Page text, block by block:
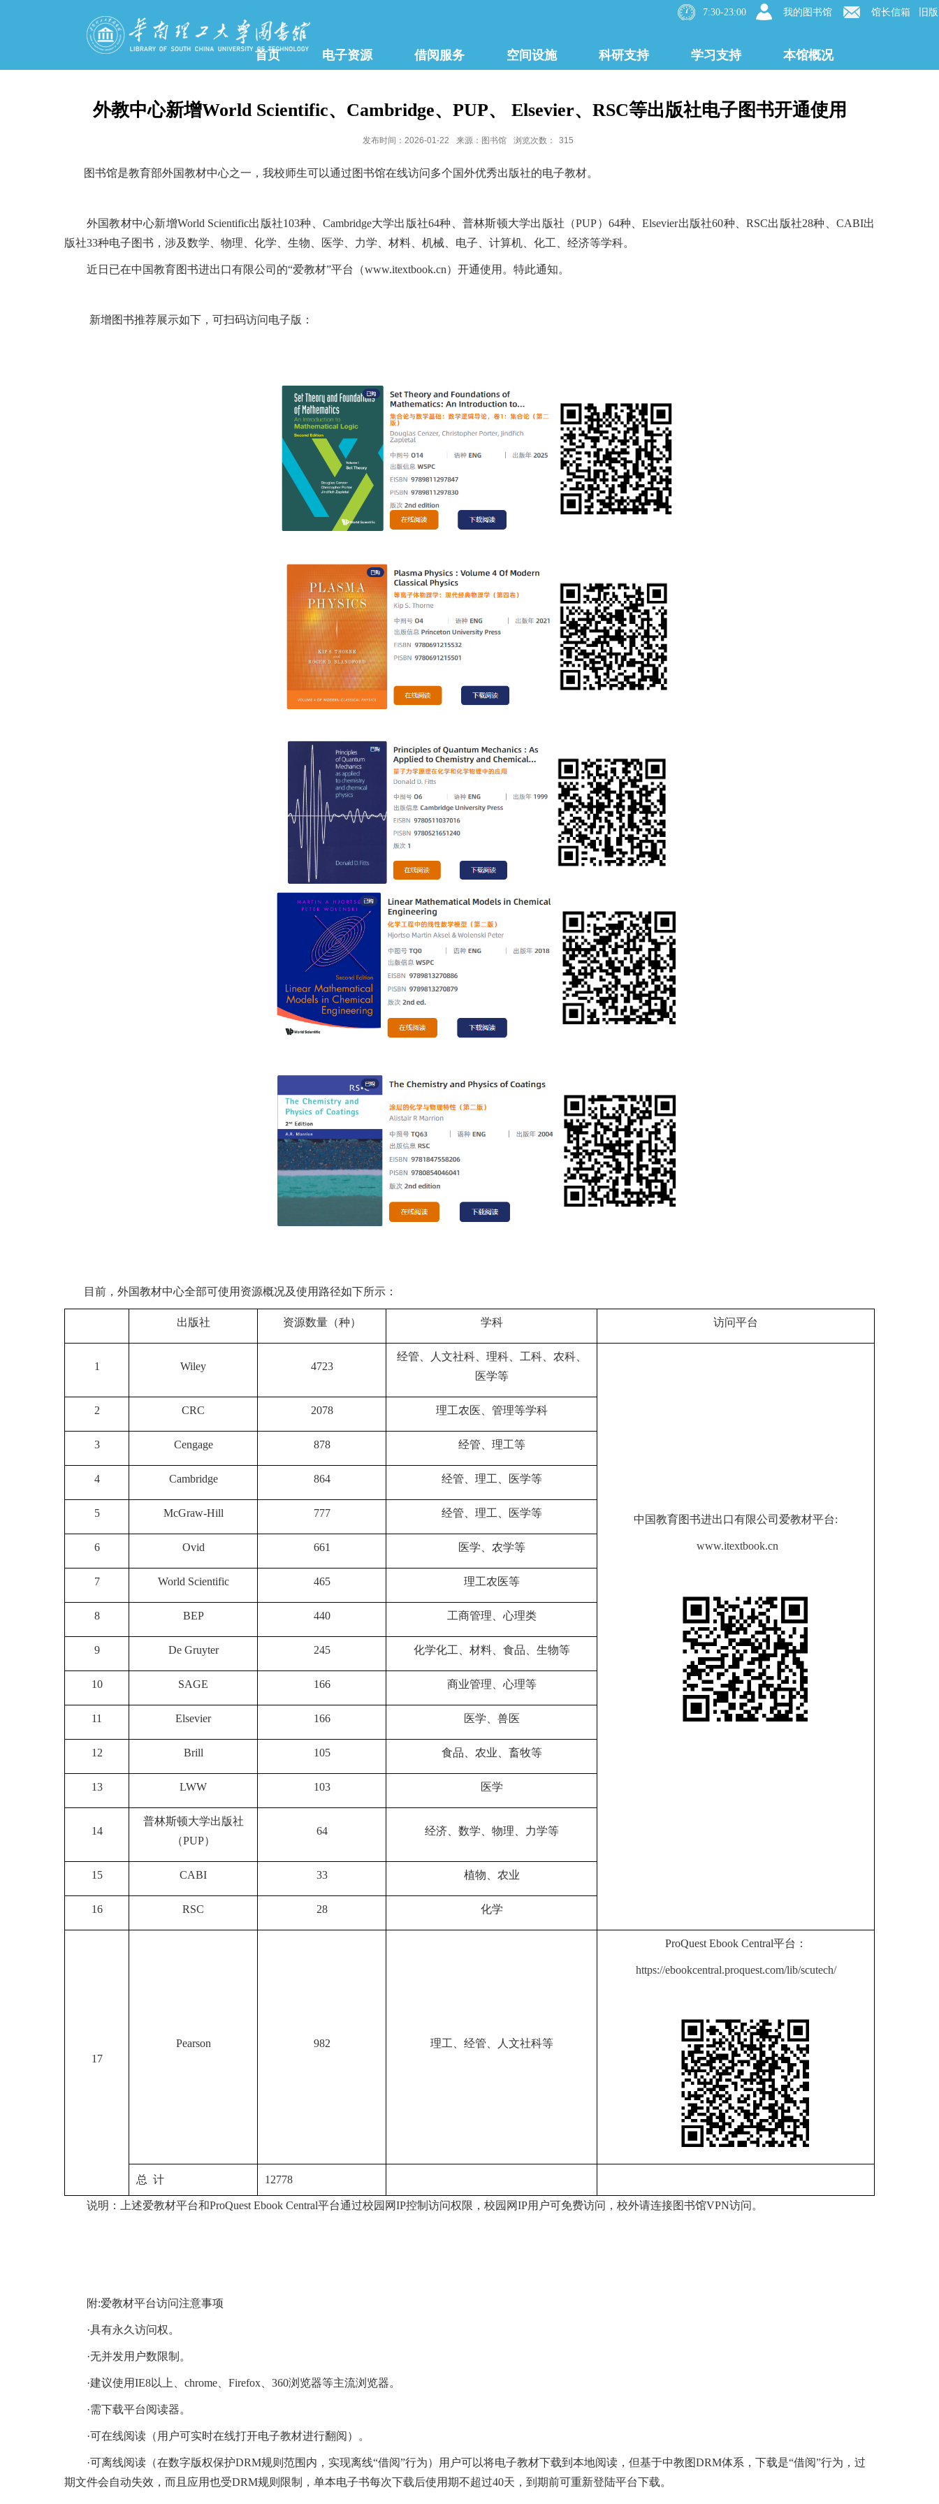
7:30-23:00 我的图书馆 馆长信箱 旧版
首页 电子资源 借阅服务 空间设施 科研支持 学习支持 本馆概况
外教中心新增World Scientific、Cambridge、PUP、 Elsevier、RSC等出版社电子图书开通使用
发布时间：2026-01-22 来源：图书馆 浏览次数： 315
图书馆是教育部外国教材中心之一，我校师生可以通过图书馆在线访问多个国外优秀出版社的电子教材。
外国教材中心新增World Scientific出版社103种、Cambridge大学出版社64种、普林斯顿大学出版社（PUP）64种、Elsevier出版社60种、RSC出版社28种、CABI出
版社33种电子图书，涉及数学、物理、化学、生物、医学、力学、材料、机械、电子、计算机、化工、经济等学科。
近日已在中国教育图书进出口有限公司的“爱教材”平台（www.itextbook.cn）开通使用。特此通知。
新增图书推荐展示如下，可扫码访问电子版：
目前，外国教材中心全部可使用资源概况及使用路径如下所示：
出版社 资源数量（种） 学科 访问平台
1 Wiley 4723
经管、人文社科、理科、工科、农科、
医学等
中国教育图书进出口有限公司爱教材平台:
www.itextbook.cn
2 CRC 2078 理工农医、管理等学科
3 Cengage 878 经管、理工等
4 Cambridge 864 经管、理工、医学等
5 McGraw-Hill 777 经管、理工、医学等
6 Ovid 661 医学、农学等
7 World Scientific 465 理工农医等
8 BEP 440 工商管理、心理类
9 De Gruyter 245 化学化工、材料、食品、生物等
10 SAGE 166 商业管理、心理等
11 Elsevier 166 医学、兽医
12 Brill 105 食品、农业、畜牧等
13 LWW 103 医学
14
普林斯顿大学出版社
（PUP）
64 经济、数学、物理、力学等
15 CABI 33 植物、农业
16 RSC 28 化学
17
Pearson 982 理工、经管、人文社科等
ProQuest Ebook Central平台：
https://ebookcentral.proquest.com/lib/scutech/
总 计 12778
说明：上述爱教材平台和ProQuest Ebook Central平台通过校园网IP控制访问权限，校园网IP用户可免费访问，校外请连接图书馆VPN访问。
附:爱教材平台访问注意事项
·具有永久访问权。
·无并发用户数限制。
·建议使用IE8以上、chrome、Firefox、360浏览器等主流浏览器。
·需下载平台阅读器。
·可在线阅读（用户可实时在线打开电子教材进行翻阅）。
·可离线阅读（在数字版权保护DRM规则范围内，实现离线“借阅”行为）用户可以将电子教材下载到本地阅读，但基于中教图DRM体系，下载是“借阅”行为，过
期文件会自动失效，而且应用也受DRM规则限制，单本电子书每次下载后使用期不超过40天，到期前可重新登陆平台下载。